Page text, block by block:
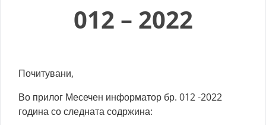
012 – 2022
Почитувани,
Во прилог Месечен информатор бр. 012 -2022
година со следната содржина: